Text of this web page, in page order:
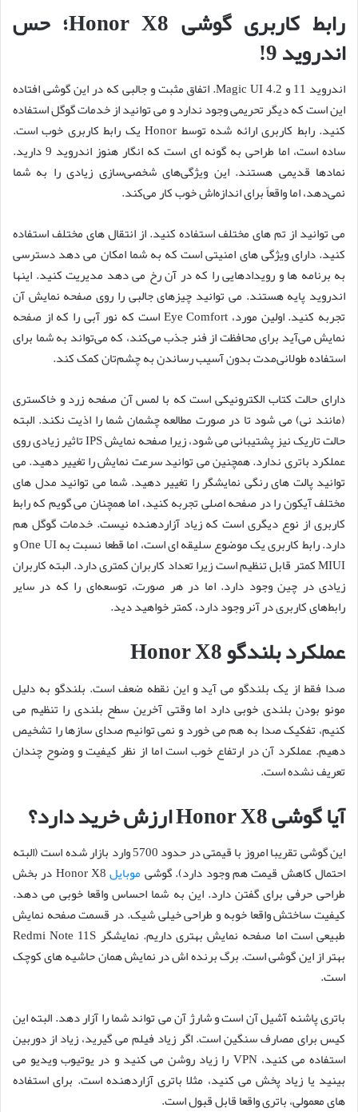
رابط کاربری گوشی Honor X8؛ حس
اندروید 9!
اندروید 11 و Magic UI 4.2. اتفاق مثبت و جالبی که در این گوشی افتاده
این است که دیگر تحریمی وجود ندارد و می توانید از خدمات گوگل استفاده
کنید. رابط کاربری ارائه شده توسط Honor یک رابط کاربری خوب است.
ساده است، اما طراحی به گونه ای است که انگار هنوز اندروید 9 دارید.
نمادها قدیمی هستند. این ویژگی‌های شخصی‌سازی زیادی را به شما
نمی‌دهد، اما واقعاً برای اندازه‌اش خوب کار می‌کند.
می توانید از تم های مختلف استفاده کنید. از انتقال های مختلف استفاده
کنید. دارای ویژگی های امنیتی است که به شما امکان می دهد دسترسی
به برنامه ها و رویدادهایی را که در آن رخ می دهد مدیریت کنید. اینها
اندروید پایه هستند. می توانید چیزهای جالبی را روی صفحه نمایش آن
تجربه کنید. اولین مورد، Eye Comfort است که نور آبی را که از صفحه
نمایش می‌آید برای محافظت از فنر جذب می‌کند، که می‌تواند به شما برای
استفاده طولانی‌مدت بدون آسیب رساندن به چشم‌تان کمک کند.
دارای حالت کتاب الکترونیکی است که با لمس آن صفحه زرد و خاکستری
(مانند نی) می شود تا در صورت مطالعه چشمان شما را اذیت نکند. البته
حالت تاریک نیز پشتیبانی می شود، زیرا صفحه نمایش IPS تاثیر زیادی روی
عملکرد باتری ندارد. همچنین می توانید سرعت نمایش را تغییر دهید. می
توانید پالت های رنگی نمایشگر را تغییر دهید. شما می توانید مدل های
مختلف آیکون را در صفحه اصلی تجربه کنید، اما همچنان می گویم که رابط
کاربری از نوع دیگری است که زیاد آزاردهنده نیست. خدمات گوگل هم
دارد. رابط کاربری یک موضوع سلیقه ای است، اما قطعا نسبت به One UI و
MIUI کمتر قابل تنظیم است زیرا تعداد کاربران کمتری دارد. البته کاربران
زیادی در چین وجود دارد. اما در هر صورت، توسعه‌ای را که در سایر
رابط‌های کاربری در آنر وجود دارد، کمتر خواهید دید.
عملکرد بلندگو Honor X8
صدا فقط از یک بلندگو می آید و این نقطه ضعف است. بلندگو به دلیل
مونو بودن بلندی خوبی دارد اما وقتی آخرین سطح بلندی را تنظیم می
کنیم، تفکیک صدا به هم می خورد و نمی توانیم صدای سازها را تشخیص
دهیم. عملکرد آن در ارتفاع خوب است اما از نظر کیفیت و وضوح چندان
تعریف نشده است.
آیا گوشی Honor X8 ارزش خرید دارد؟
این گوشی تقریبا امروز با قیمتی در حدود 5700 وارد بازار شده است (البته
احتمال کاهش قیمت هم وجود دارد). گوشی موبایل
Honor X8 در بخش
طراحی حرفی برای گفتن دارد. این به شما احساس واقعا خوبی می دهد.
کیفیت ساختش واقعا خوبه و طراحی خیلی شیک. در قسمت صفحه نمایش
طبیعی است اما صفحه نمایش بهتری داریم. نمایشگر Redmi Note 11S
بهتر از این گوشی است. برگ برنده اش در نمایش همان حاشیه های کوچک
است.
باتری پاشنه آشیل آن است و شارژ آن می تواند شما را آزار دهد. البته این
کیس برای مصارف سنگین است. اگر زیاد فیلم می گیرید، زیاد از دوربین
استفاده می کنید، VPN را زیاد روشن می کنید و در یوتیوب ویدیو می
بینید یا زیاد پخش می کنید، مثلا باتری آزاردهنده است. برای استفاده
های معمولی، باتری واقعا قابل قبول است.